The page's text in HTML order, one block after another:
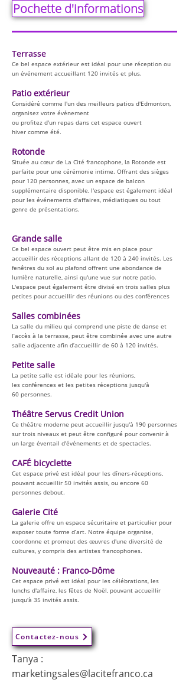
Pochette d'informations
Terrasse
Ce bel espace extérieur est idéal pour une réception ou
un événement accueillant 120 invités et plus.
Patio extérieur
Considéré comme l'un des meilleurs patios d'Edmonton,
organisez votre événement
ou profitez d'un repas dans cet espace ouvert
hiver comme été.
Rotonde
Située au cœur de La Cité francophone, la Rotonde est
parfaite pour une cérémonie intime. Offrant des sièges
pour 120 personnes, avec un espace de balcon
supplémentaire disponible, l'espace est également idéal
pour les événements d'affaires, médiatiques ou tout
genre de présentations.
Grande salle
Ce bel espace ouvert peut être mis en place pour
accueillir des réceptions allant de 120 à 240 invités. Les
fenêtres du sol au plafond offrent une abondance de
lumière naturelle, ainsi qu'une vue sur notre patio.
L'espace peut également être divisé en trois salles plus
petites pour accueillir des réunions ou des conférences
Salles combinées
La salle du milieu qui comprend une piste de danse et
l’accès à la terrasse, peut être combinée avec une autre
salle adjacente afin d’accueillir de 60 à 120 invités.
Petite salle
La petite salle est idéale pour les réunions,
les conférences et les petites réceptions jusqu'à
60 personnes.
Théâtre Servus Credit Union
Ce théâtre moderne peut accueillir jusqu'à 190 personnes
sur trois niveaux et peut être configuré pour convenir à
un large éventail d'événements et de spectacles.
CAFÉ bicyclette
Cet espace privé est idéal pour les dîners-réceptions,
pouvant accueillir 50 invités assis, ou encore 60
personnes debout.
Galerie Cité
La galerie offre un espace sécuritaire et particulier pour
exposer toute forme d’art. Notre équipe organise,
coordonne et promeut des œuvres d'une diversité de
cultures, y compris des artistes francophones.
Nouveauté : Franco-Dôme
Cet espace privé est idéal pour les célébrations, les
lunchs d'affaire, les fêtes de Noël, pouvant accueillir
jusqu'à 35 invités assis.
Contactez-nous
Tanya :
marketingsales@lacitefranco.ca